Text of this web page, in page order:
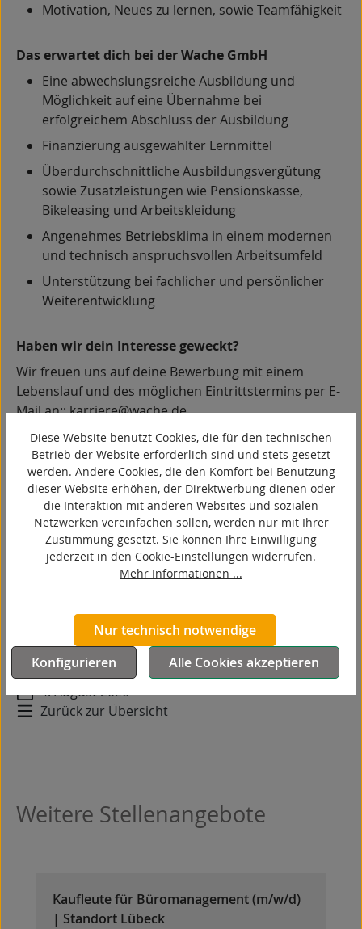
Motivation, Neues zu lernen, sowie Teamfähigkeit
Das erwartet dich bei der Wache GmbH
Eine abwechslungsreiche Ausbildung und
Möglichkeit auf eine Übernahme bei
erfolgreichem Abschluss der Ausbildung
Finanzierung ausgewählter Lernmittel
Überdurchschnittliche Ausbildungsvergütung
sowie Zusatzleistungen wie Pensionskasse,
Bikeleasing und Arbeitskleidung
Angenehmes Betriebsklima in einem modernen
und technisch anspruchsvollen Arbeitsumfeld
Unterstützung bei fachlicher und persönlicher
Weiterentwicklung
Haben wir dein Interesse geweckt?
Wir freuen uns auf deine Bewerbung mit einem
Lebenslauf und des möglichen Eintrittstermins per E-
Mail an::karriere@wache.de.
Für Rückfragen stehen wir dir jederzeit gern zur
Verfügung.
Als familiengeführtes Unternehmen legen wir Wert
auf ein respektvolles Miteinander. Wir freuen uns
über Bewerbungen aller Menschen.
Entscheidend sind für uns Persönlichkeit,
Qualifikation und Motivation.
Ausschreibung als PDF
4. August 2026
Zurück zur Übersicht
Weitere Stellenangebote
Kaufleute für Büromanagement (m/w/d)
| Standort Lübeck
Diese Website benutzt Cookies, die für den technischen
Betrieb der Website erforderlich sind und stets gesetzt
werden. Andere Cookies, die den Komfort bei Benutzung
dieser Website erhöhen, der Direktwerbung dienen oder
die Interaktion mit anderen Websites und sozialen
Netzwerken vereinfachen sollen, werden nur mit Ihrer
Zustimmung gesetzt. Sie können Ihre Einwilligung
jederzeit in den Cookie-Einstellungen widerrufen.
Mehr Informationen ...
Nur technisch notwendige
Konfigurieren
Alle Cookies akzeptieren